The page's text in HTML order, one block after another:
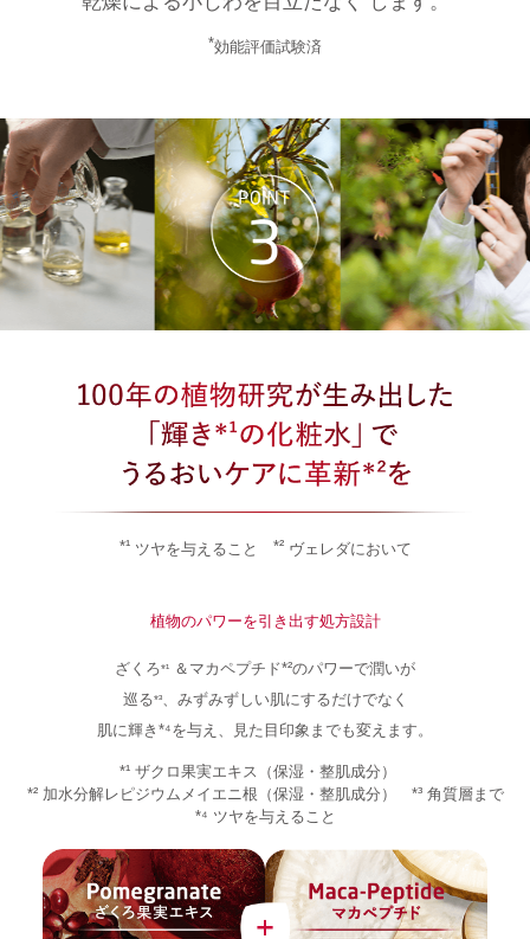
*効能評価試験済
*¹ツヤを与えること *²ヴェレダにおいて
植物のパワーを引き出す処方設計
ざくろ*¹ ＆マカペプチド*²のパワーで潤いが
巡る*³、みずみずしい肌にするだけでなく
肌に輝き*⁴を与え、見た目印象までも変えます。
*¹ ザクロ果実エキス（保湿・整肌成分）
*² 加水分解レピジウムメイエニ根（保湿・整肌成分） *³ 角質層まで
*⁴ ツヤを与えること